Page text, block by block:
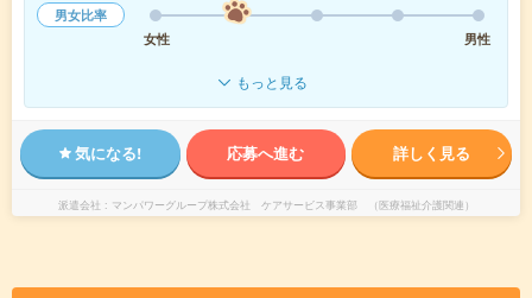
男女比率
女性
男性
もっと見る
気になる! 応募へ進む 詳しく見る
派遣会社 マンパワーグループ株式会社 ケアサービス事業部 （医療福祉介護関連）